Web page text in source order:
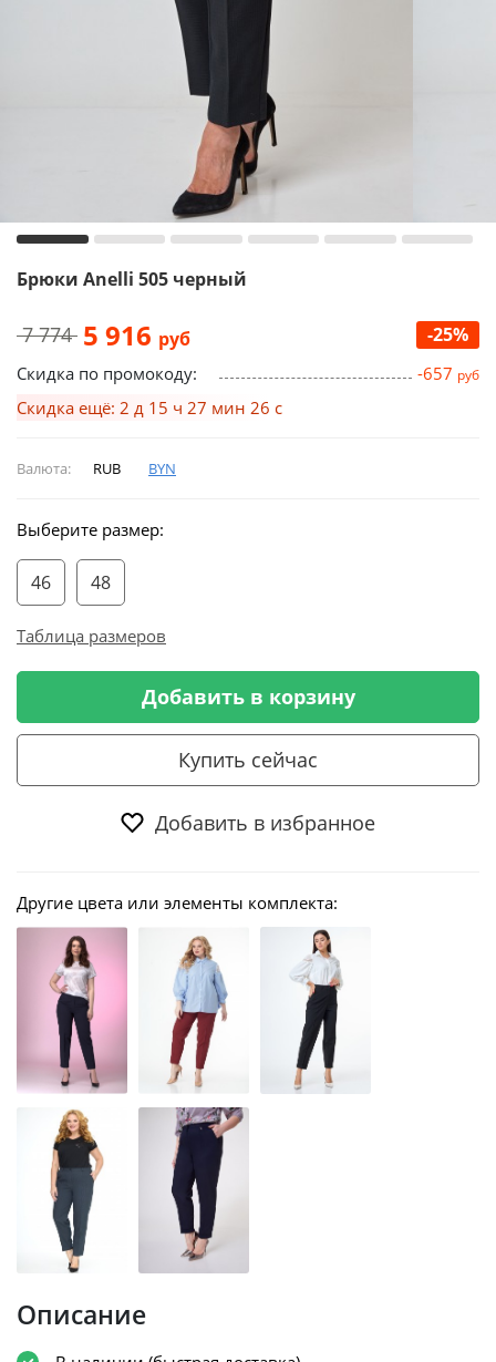
Брюки Anelli 505 черный
7 774 5 916 руб -25%
Скидка по промокоду: -657 руб
Скидка ещё: 2 д 15 ч 27 мин 26 с
Валюта: RUB BYN
Выберите размер:
46 48
Таблица размеров
Добавить в корзину
Купить сейчас
Добавить в избранное
Другие цвета или элементы комплекта:
Описание